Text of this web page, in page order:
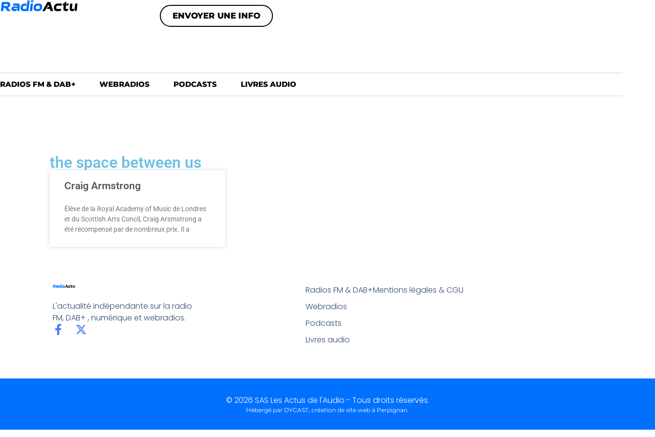
ENVOYER UNE INFO
RADIOS FM & DAB+ WEBRADIOS PODCASTS LIVRES AUDIO
the space between us
Craig Armstrong
Élève de la Royal Academy of Music de Londres
et du Scottish Arts Concil, Craig Arsmstrong a
été récompensé par de nombreux prix. Il a
L'actualité indépendante sur la radio
FM, DAB+ , numérique et webradios.
Radios FM & DAB+
Webradios
Podcasts
Livres audio
Mentions légales & CGU
© 2026 SAS Les Actus de l'Audio - Tous droits réservés.
Hébergé par DYCAST, création de site web à Perpignan.